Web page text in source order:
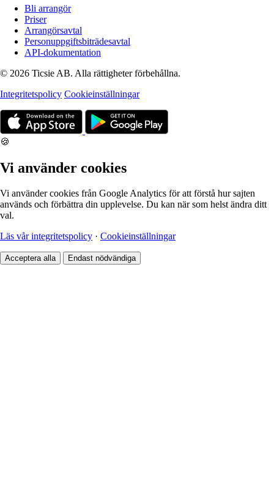
Bli arrangör
Priser
Arrangörsavtal
Personuppgiftsbiträdesavtal
API-dokumentation
© 2026 Ticsie AB. Alla rättigheter förbehållna.
Integritetspolicy Cookieinställningar
🍪
Vi använder cookies
Vi använder cookies från Google Analytics för att förstå hur sajten
används och förbättra din upplevelse. Du kan när som helst ändra ditt
val.
Läs vår integritetspolicy · Cookieinställningar
Acceptera alla Endast nödvändiga